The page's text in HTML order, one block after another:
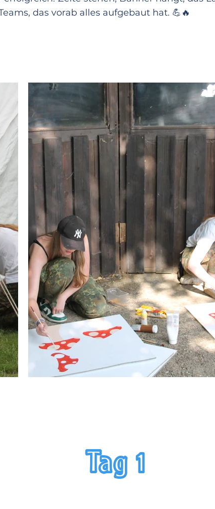
3, 2, 1 ... ABFLUG!
das vorab alles aufgebaut hat. 💪🔥
Tag 1